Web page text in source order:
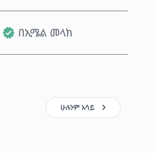
በኢሜል መላክ
ሁሉንም አሳይ